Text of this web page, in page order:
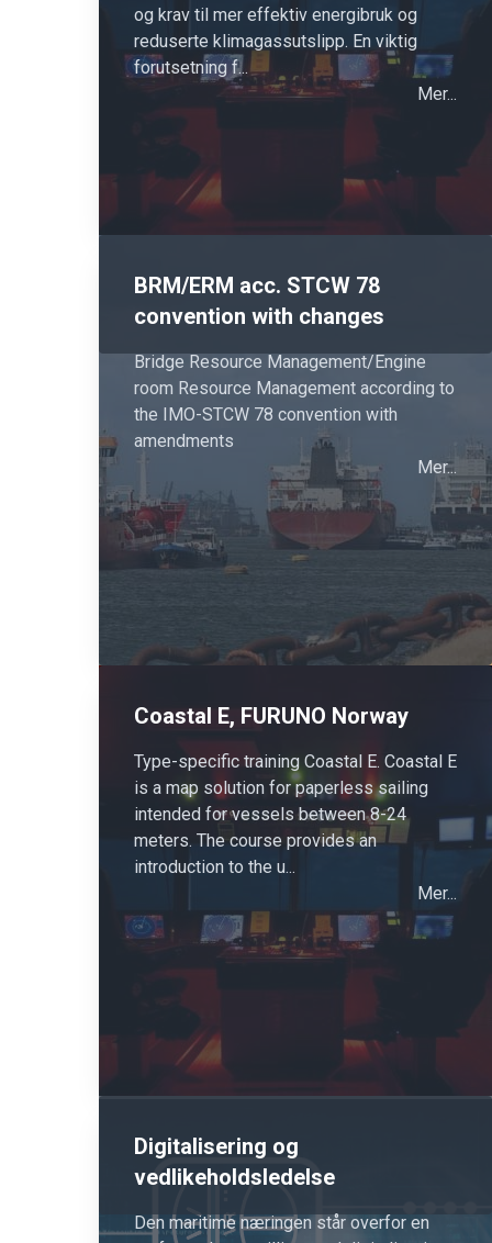
og krav til mer effektiv energibruk og
reduserte klimagassutslipp. En viktig
forutsetning f...
Mer...
BRM/ERM acc. STCW 78
convention with changes
Bridge Resource Management/Engine
room Resource Management according to
the IMO-STCW 78 convention with
amendments
Mer...
Coastal E, FURUNO Norway
Type-specific training Coastal E. Coastal E
is a map solution for paperless sailing
intended for vessels between 8-24
meters. The course provides an
introduction to the u...
Mer...
Digitalisering og
vedlikeholdsledelse
Den maritime næringen står overfor en